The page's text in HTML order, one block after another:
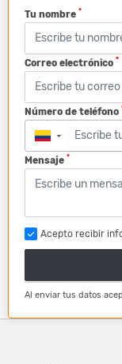
Tu nombre *
Correo electrónico *
Número de teléfono
▼
Mensaje *
Acepto recibir
Al enviar tus datos